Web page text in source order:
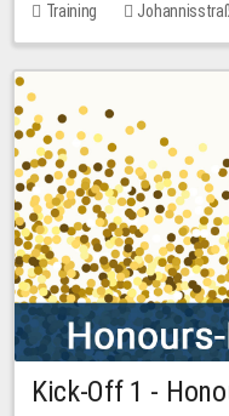
Training
1 place
10.00 EUR
Kick-Off 1 -